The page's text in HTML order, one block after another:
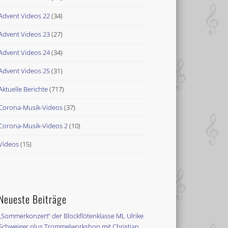
Videos 22(34)
Videos 23(27)
Videos 24(34)
Videos 25(31)
Berichte(717)
Musik-Videos(37)
Musik-Videos 2(10)
(15)
Beiträge
der Blockflötenklasse ML Ulrike